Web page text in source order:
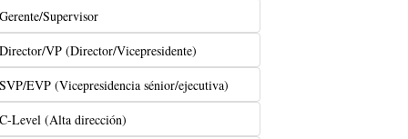
Supervisor
VP (Director/Vicepresidente)
EVP (Vicepresidencia sénior/ejecutiva)
Level (Alta dirección)